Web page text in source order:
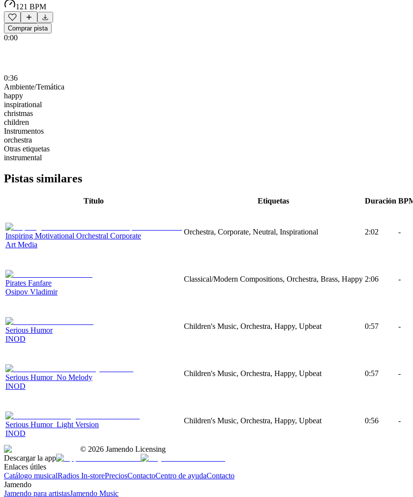
121 BPM
Comprar pista
0:00
0:36
Ambiente/Temática
happy
inspirational
christmas
children
Instrumentos
orchestra
Otras etiquetas
instrumental
Pistas similares
Título Etiquetas Duración
Inspiring Motivational Orchestral Corporate
Art Media
Orchestra, Corporate, Neutral, Inspirational 2:02 -
Pirates Fanfare
Osipov Vladimir
Classical/Modern Compositions, Orchestra, Brass, Happy 2:06 -
Serious Humor
INOD
Children's Music, Orchestra, Happy, Upbeat 0:57 -
Serious Humor_No Melody
INOD
Children's Music, Orchestra, Happy, Upbeat 0:57 -
Serious Humor_Light Version
INOD
Children's Music, Orchestra, Happy, Upbeat 0:56 -
© 2026 Jamendo Licensing
Descargar la app
Enlaces útiles
Catálogo musicalRadios In-storePreciosContactoCentro de ayudaContacto
Jamendo
Jamendo para artistasJamendo Music